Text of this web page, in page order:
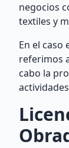
negocios
textiles y
En el
referimos
cabo la